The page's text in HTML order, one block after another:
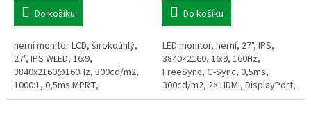
Do košíku
herní monitor LCD, širokoúhlý,
27", IPS WLED, 16:9,
3840x2160@160Hz, 300cd/m2,
1000:1, 0,5ms MPRT,
DisplayPort, 2x HDMI, pivot,
Do košíku
LED monitor, herní, 27", IPS,
3840×2160, 16:9, 160Hz,
FreeSync, G-Sync, 0,5ms,
300cd/m2, 2× HDMI, DisplayPort,
USB-C, Pivot, en. tř. F, černý